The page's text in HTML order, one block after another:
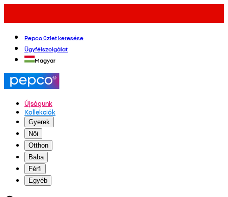
Pepco üzlet keresése
Ügyfélszolgálat
Magyar
Újságunk
Kollekciók
Gyerek
Női
Otthon
Baba
Férfi
Egyéb